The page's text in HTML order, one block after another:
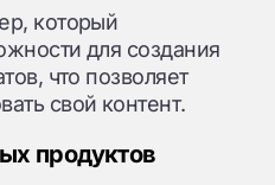
который
для создания
что позволяет
свой контент.
продуктов